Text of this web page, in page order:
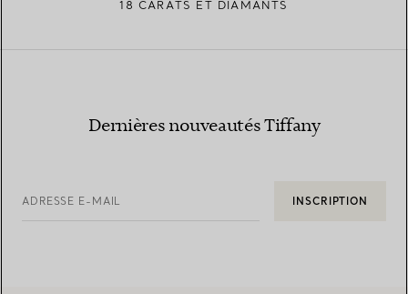
18 CARATS ET DIAMANTS
Dernières nouveautés Tiffany
ADRESSE E-MAIL INSCRIPTION